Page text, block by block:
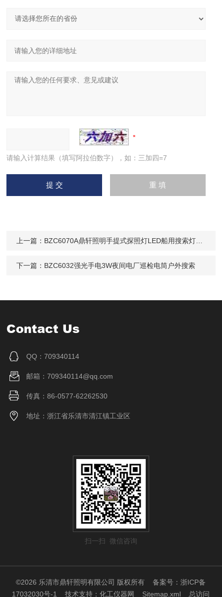
请输入计算结果（填写阿拉伯数字），如：三加四=7
上一篇： BZC6070A鼎轩照明手提式探照灯LED船用搜索灯9W
下一篇： BZC6032强光手电3W夜间电厂巡检电筒户外搜索
Contact Us
QQ：709340114
邮箱：709340114@qq.com
传真：86-0577-62262530
地址：浙江省乐清市清江镇工业区
扫一扫 微信咨询
©2026 乐清市鼎轩照明有限公司 版权所有备案号：浙ICP备
17032030号-1
技术支持：化工仪器网 Sitemap.xml 总访问